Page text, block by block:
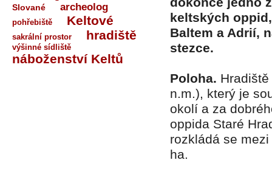
Slované archeolog
pohřebiště Keltové
sakrální prostor hradiště
výšinné sídliště
náboženství Keltů
keltských
Baltem a Adrií,
stezce.
Poloha.
n.m.), který je
okolí a za
oppida Staré
rozkládá se
ha.